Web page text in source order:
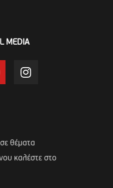
MEDIA
θέματα
καλέστε στο